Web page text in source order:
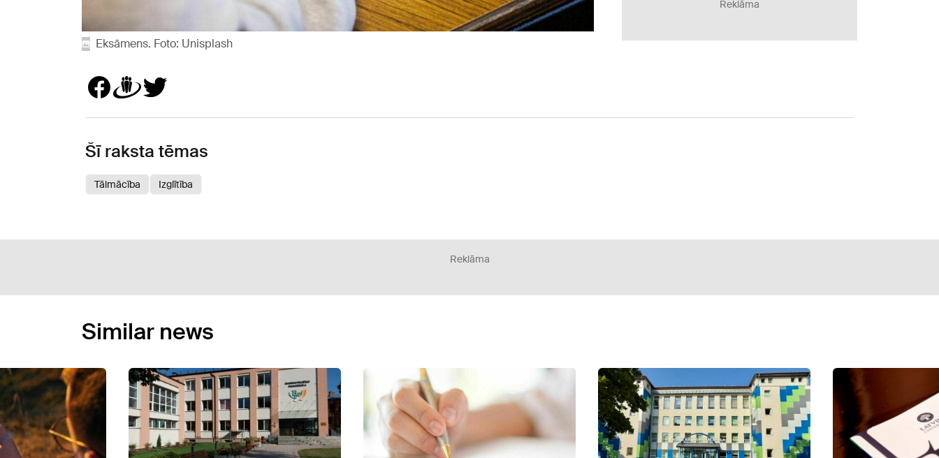
Eksāmens. Foto: Unisplash
Reklāma
Šī raksta tēmas
Tālmācība Izglītība
Reklāma
Similar news